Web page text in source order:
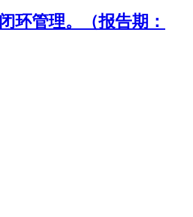
环管理。（报告期：